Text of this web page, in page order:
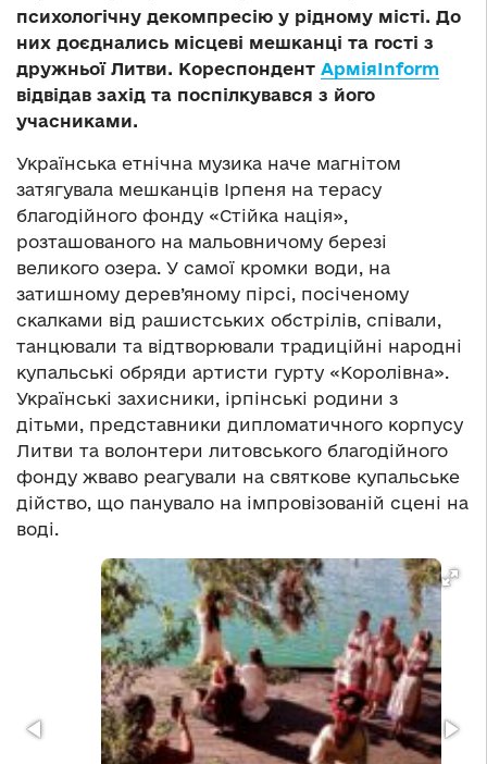
психологічну декомпресію у рідному місті. До
них доєднались місцеві мешканці та гості з
дружньої Литви. Кореспондент АрміяІnform
відвідав захід та поспілкувався з його
учасниками.
Українська етнічна музика наче магнітом
затягувала мешканців Ірпеня на терасу
благодійного фонду «Стійка нація»,
розташованого на мальовничому березі
великого озера. У самої кромки води, на
затишному дерев’яному пірсі, посіченому
скалками від рашистських обстрілів, співали,
танцювали та відтворювали традиційні народні
купальські обряди артисти гурту «Королівна».
Українські захисники, ірпінські родини з
дітьми, представники дипломатичного корпусу
Литви та волонтери литовського благодійного
фонду жваво реагували на святкове купальське
дійство, що панувало на імпровізованій сцені на
воді.